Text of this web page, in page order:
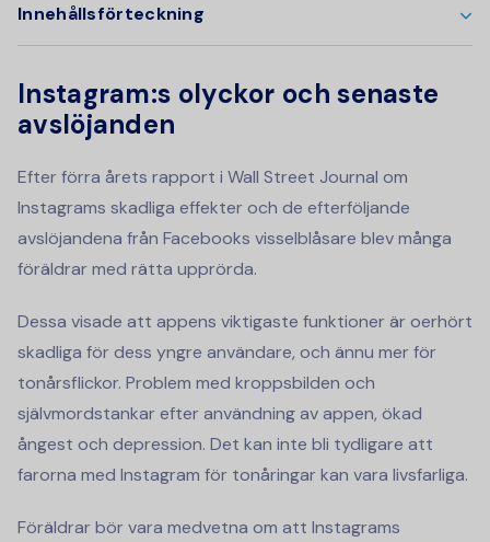
Innehållsförteckning
Instagram:s olyckor och senaste
avslöjanden
Efter förra årets rapport i Wall Street Journal om
Instagrams skadliga effekter och de efterföljande
avslöjandena från Facebooks visselblåsare blev många
föräldrar med rätta upprörda.
Dessa visade att appens viktigaste funktioner är oerhört
skadliga för dess yngre användare, och ännu mer för
tonårsflickor. Problem med kroppsbilden och
självmordstankar efter användning av appen, ökad
ångest och depression. Det kan inte bli tydligare att
farorna med Instagram för tonåringar kan vara livsfarliga.
Föräldrar bör vara medvetna om att Instagrams